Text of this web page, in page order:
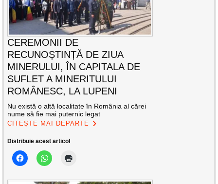
CEREMONII DE
RECUNOȘTINȚĂ DE ZIUA
MINERULUI, ÎN CAPITALA DE
SUFLET A MINERITULUI
ROMÂNESC, LA LUPENI
Nu există o altă localitate în România al cărei
nume să fie mai puternic legat
CITEȘTE MAI DEPARTE
Distribuie acest articol